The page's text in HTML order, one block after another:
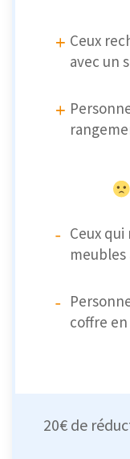
Ceux
avec un
Ceux
meubles
coffre
20€ de